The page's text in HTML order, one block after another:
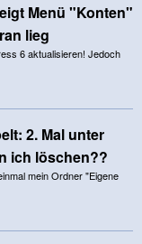
Menü "Konten"
lieg
6 aktualisieren! Jedoch
2. Mal unter
ich löschen??
mein Ordner "Eigene